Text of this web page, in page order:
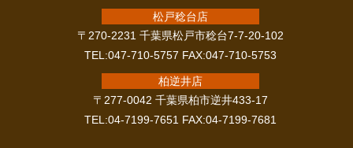
松戸稔台店
〒270-2231 千葉県松戸市稔台7-7-20-102
TEL:047-710-5757 FAX:047-710-5753
柏逆井店
〒277-0042 千葉県柏市逆井433-17
TEL:04-7199-7651 FAX:04-7199-7681